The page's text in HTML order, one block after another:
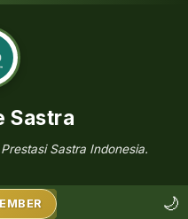
Sastra
Sastra Indonesia.
🌙